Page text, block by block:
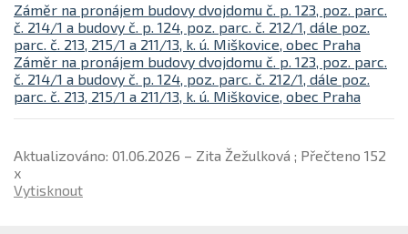
Záměr na pronájem budovy dvojdomu č. p. 123, poz. parc.
č. 214/1 a budovy č. p. 124, poz. parc. č. 212/1, dále poz.
parc. č. 213, 215/1 a 211/13, k. ú. Miškovice, obec Praha
Záměr na pronájem budovy dvojdomu č. p. 123, poz. parc.
č. 214/1 a budovy č. p. 124, poz. parc. č. 212/1, dále poz.
parc. č. 213, 215/1 a 211/13, k. ú. Miškovice, obec Praha
Aktualizováno: 01.06.2026 – Zita Žežulková ; Přečteno 152
x
Vytisknout